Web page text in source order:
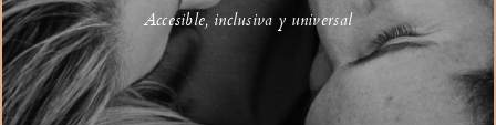
Accesible, inclusiva y universal